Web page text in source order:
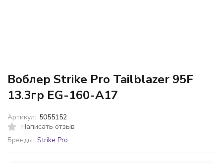
Воблер Strike Pro Tailblazer 95F
13.3гр EG-160-A17
Написать отзыв
Бренды: Strike Pro
Артикул: 5055152